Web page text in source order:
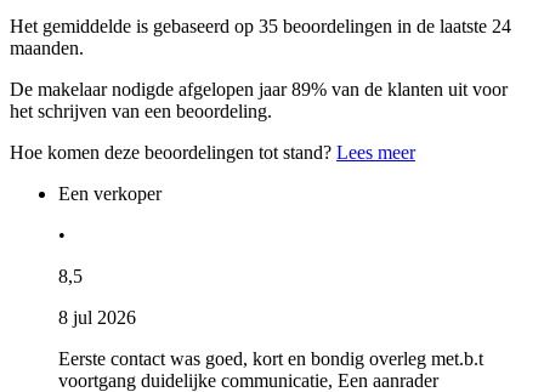
Het gemiddelde is gebaseerd op 35 beoordelingen in de laatste 24
maanden.
De makelaar nodigde afgelopen jaar 89% van de klanten uit voor
het schrijven van een beoordeling.
Hoe komen deze beoordelingen tot stand? Lees meer
Een verkoper
•
8,5
8 jul 2026
Eerste contact was goed, kort en bondig overleg met.b.t
voortgang duidelijke communicatie, Een aanrader